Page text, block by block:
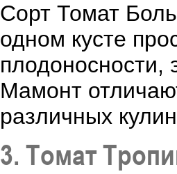
Сорт Томат
одном кусте
плодоносности,
Мамонт
различных
3. Томат